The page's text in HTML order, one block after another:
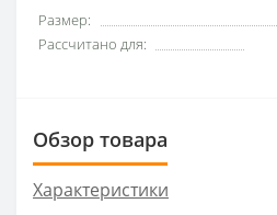
Размер:
Рассчитано для:
Обзор товара
Характеристики